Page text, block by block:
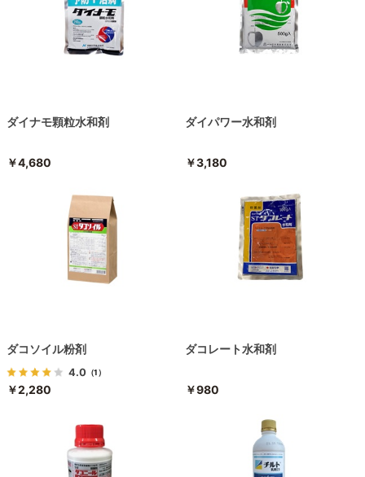
ダイナモ顆粒水和剤
￥4,680
ダイパワー水和剤
￥3,180
ダコソイル粉剤
4.0 （1）
￥2,280
ダコレート水和剤
￥980